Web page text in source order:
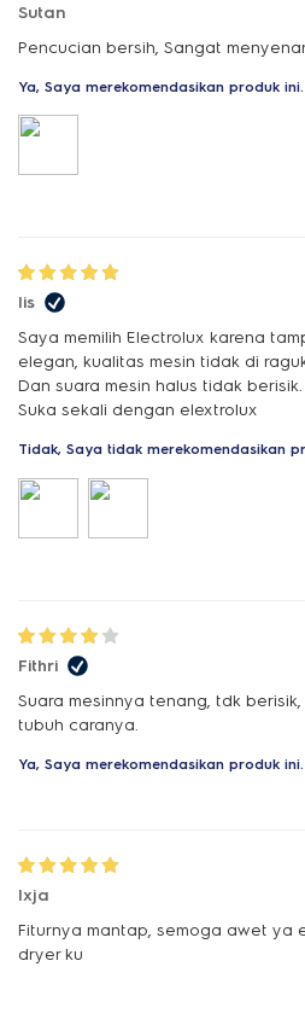
Sutan
Pencucian bersih, Sangat
Ya, Saya merekomendasikan produk ini.
Iis
Saya memilih Electrolux karena
elegan, kualitas mesin tidak di
Dan suara mesin halus tidak berisik.
Suka sekali dengan elextrolux
Tidak, Saya tidak merekomendasikan
Fithri
Suara mesinnya tenang, tdk
tubuh caranya.
Ya, Saya merekomendasikan produk ini.
Ixja
Fiturnya mantap, semoga awet ya
dryer ku